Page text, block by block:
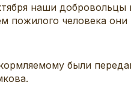
наши
пожилого человека они
были